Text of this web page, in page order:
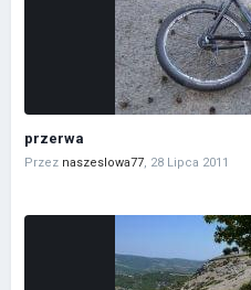
przerwa
Przez naszeslowa77, 28 Lipca 2011